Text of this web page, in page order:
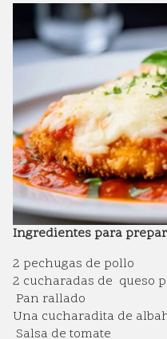
Ingredientes para
2 pechugas de pollo
2 cucharadas de queso
Pan rallado
Una cucharadita de
Salsa de tomate